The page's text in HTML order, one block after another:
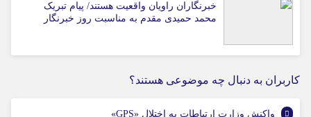
خبرنگاران راویان واقعیت هستند/ پیام تبریک
محمد حمیدی مقدم به مناسبت روز خبرنگار
کاربران به دنبال چه موضوعی هستند؟
واکنش وزارت ارتباطات به اختلال «GPS»